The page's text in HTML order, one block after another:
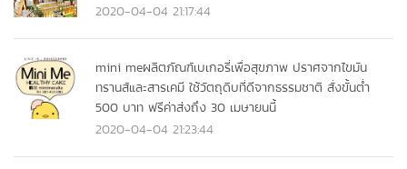
2020-04-04 21:17:44
mini meผลิตภัณฑ์เบเกอรี่เพื่อสุขภาพ ปราศจากไขมัน
ทรานส์และสารเคมี ใช้วัตถุดิบที่ดีจากธรรมชาติ สั่งขั้นต่ำ
500 บาท ฟรีค่าส่งถึง 30 เมษายนนี้
2020-04-04 21:23:44